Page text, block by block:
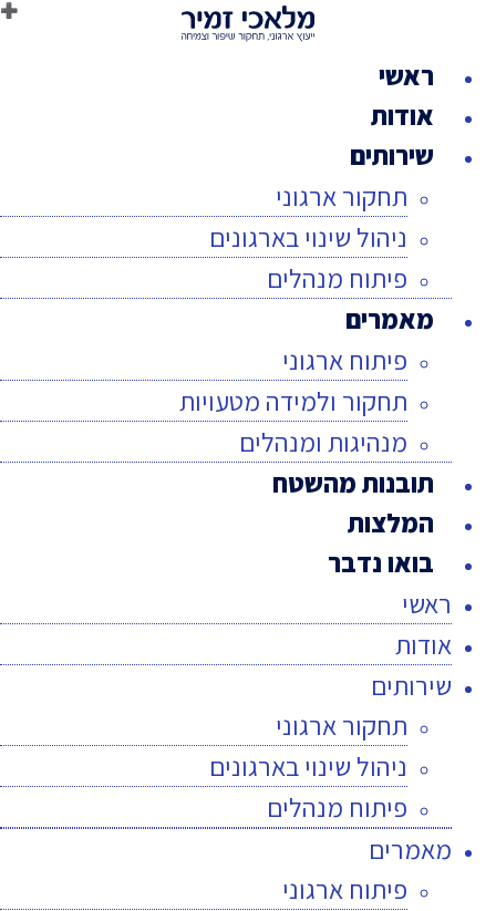
ראשי
אודות
שירותים
תחקור ארגוני
ניהול שינוי בארגונים
פיתוח מנהלים
מאמרים
פיתוח ארגוני
תחקור ולמידה מטעויות
מנהיגות ומנהלים
תובנות מהשטח
המלצות
בואו נדבר
ראשי
אודות
שירותים
תחקור ארגוני
ניהול שינוי בארגונים
פיתוח מנהלים
מאמרים
פיתוח ארגוני